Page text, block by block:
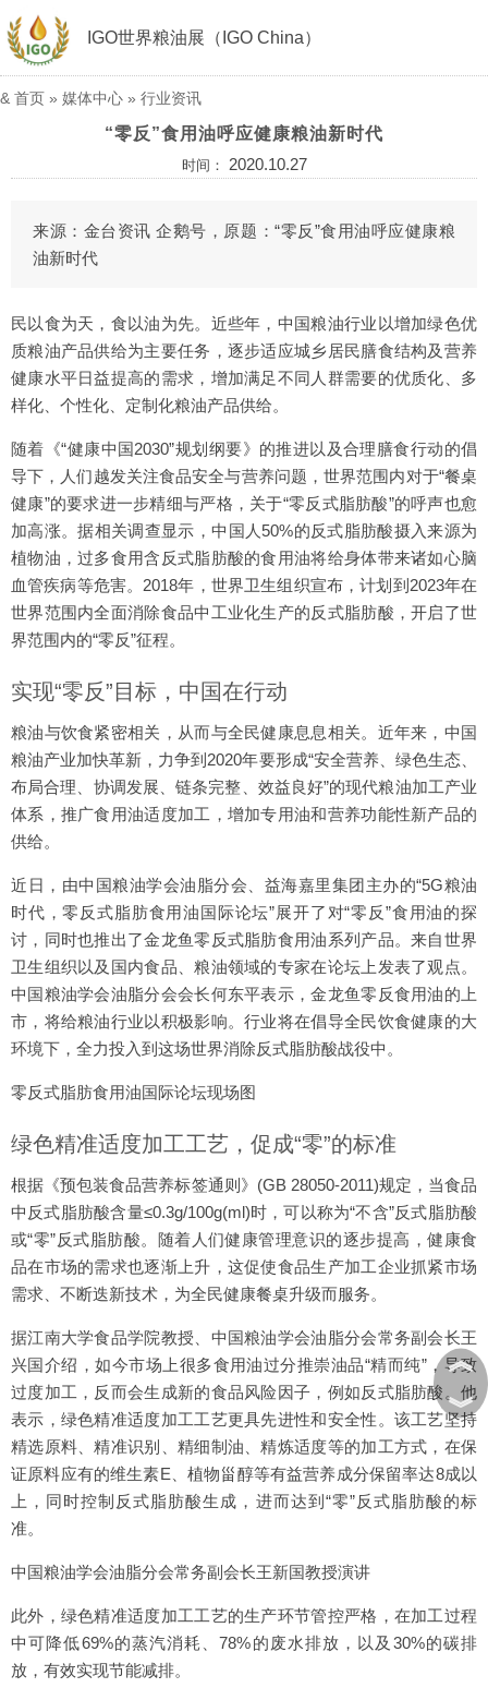
IGO世界粮油展（IGO China）
& 首页 » 媒体中心 » 行业资讯
“零反”食用油呼应健康粮油新时代
时间： 2020.10.27
来源：金台资讯 企鹅号，原题：“零反”食用油呼应健康粮
油新时代
民以食为天，食以油为先。近些年，中国粮油行业以增加绿色优
质粮油产品供给为主要任务，逐步适应城乡居民膳食结构及营养
健康水平日益提高的需求，增加满足不同人群需要的优质化、多
样化、个性化、定制化粮油产品供给。
随着《“健康中国2030”规划纲要》的推进以及合理膳食行动的倡
导下，人们越发关注食品安全与营养问题，世界范围内对于“餐桌
健康”的要求进一步精细与严格，关于“零反式脂肪酸”的呼声也愈
加高涨。据相关调查显示，中国人50%的反式脂肪酸摄入来源为
植物油，过多食用含反式脂肪酸的食用油将给身体带来诸如心脑
血管疾病等危害。2018年，世界卫生组织宣布，计划到2023年在
世界范围内全面消除食品中工业化生产的反式脂肪酸，开启了世
界范围内的“零反”征程。
实现“零反”目标，中国在行动
粮油与饮食紧密相关，从而与全民健康息息相关。近年来，中国
粮油产业加快革新，力争到2020年要形成“安全营养、绿色生态、
布局合理、协调发展、链条完整、效益良好”的现代粮油加工产业
体系，推广食用油适度加工，增加专用油和营养功能性新产品的
供给。
近日，由中国粮油学会油脂分会、益海嘉里集团主办的“5G粮油
时代，零反式脂肪食用油国际论坛”展开了对“零反”食用油的探
讨，同时也推出了金龙鱼零反式脂肪食用油系列产品。来自世界
卫生组织以及国内食品、粮油领域的专家在论坛上发表了观点。
中国粮油学会油脂分会会长何东平表示，金龙鱼零反食用油的上
市，将给粮油行业以积极影响。行业将在倡导全民饮食健康的大
环境下，全力投入到这场世界消除反式脂肪酸战役中。
零反式脂肪食用油国际论坛现场图
绿色精准适度加工工艺，促成“零”的标准
根据《预包装食品营养标签通则》(GB 28050-2011)规定，当食品
中反式脂肪酸含量≤0.3g/100g(ml)时，可以称为“不含”反式脂肪酸
或“零”反式脂肪酸。随着人们健康管理意识的逐步提高，健康食
品在市场的需求也逐渐上升，这促使食品生产加工企业抓紧市场
需求、不断迭新技术，为全民健康餐桌升级而服务。
据江南大学食品学院教授、中国粮油学会油脂分会常务副会长王
兴国介绍，如今市场上很多食用油过分推崇油品“精而纯”，导致
过度加工，反而会生成新的食品风险因子，例如反式脂肪酸。他
表示，绿色精准适度加工工艺更具先进性和安全性。该工艺坚持
精选原料、精准识别、精细制油、精炼适度等的加工方式，在保
证原料应有的维生素E、植物甾醇等有益营养成分保留率达8成以
上，同时控制反式脂肪酸生成，进而达到“零”反式脂肪酸的标
准。
中国粮油学会油脂分会常务副会长王新国教授演讲
此外，绿色精准适度加工工艺的生产环节管控严格，在加工过程
中可降低69%的蒸汽消耗、78%的废水排放，以及30%的碳排
放，有效实现节能减排。
︽
︾